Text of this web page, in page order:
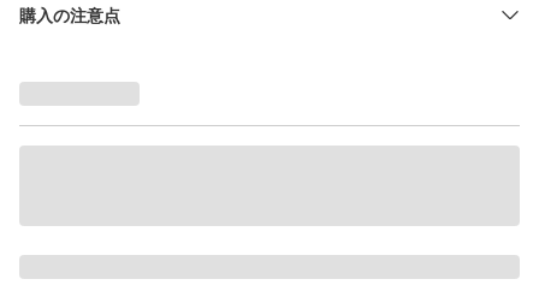
購入の注意点